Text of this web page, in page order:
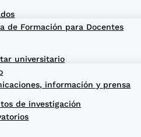
de Formación para Docentes
información y prensa
universitario
de investigación